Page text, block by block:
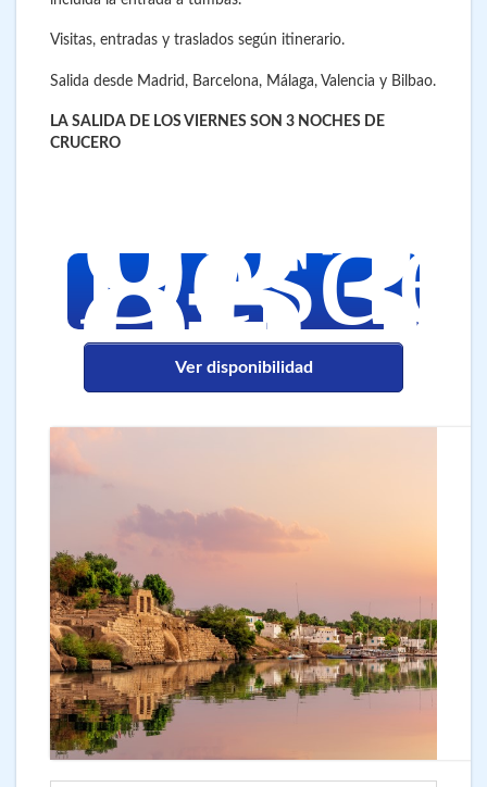
Visitas, entradas y traslados según itinerario.
Salida desde Madrid, Barcelona, Málaga, Valencia y Bilbao.
LA SALIDA DE LOS VIERNES SON 3 NOCHES DE
CRUCERO
Desde
833
€
Ver disponibilidad